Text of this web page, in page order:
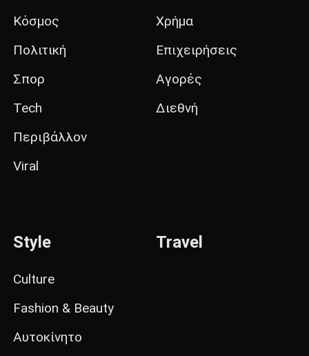
Κόσμος
Πολιτική
Σπορ
Tech
Περιβάλλον
Viral
Χρήμα
Επιχειρήσεις
Αγορές
Διεθνή
Style
Culture
Fashion & Beauty
Αυτοκίνητο
Travel